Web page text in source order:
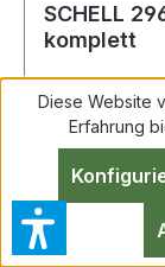
SCHELL
komplett
SCHELL
ab 2009
des
Diese Website
Erfahrung